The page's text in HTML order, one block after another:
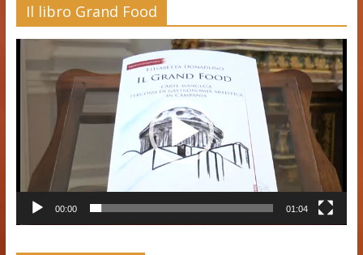
Il libro Grand Food
Player
00:00 01:04